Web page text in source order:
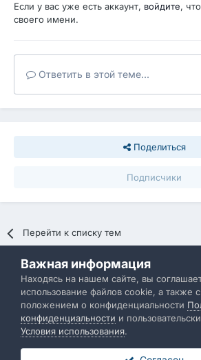
Если у вас уже есть аккаунт, войдите,
своего имени.
Ответить в этой теме...
Поделиться
Подписчики
Перейти к списку тем
Политика конфиденциальности
IBResource
Powered by Invision
Важная информация
Находясь на нашем сайте, вы
использование файлов cookie, а также
положением о конфиденциальности
конфиденциальности и
Условия использования.